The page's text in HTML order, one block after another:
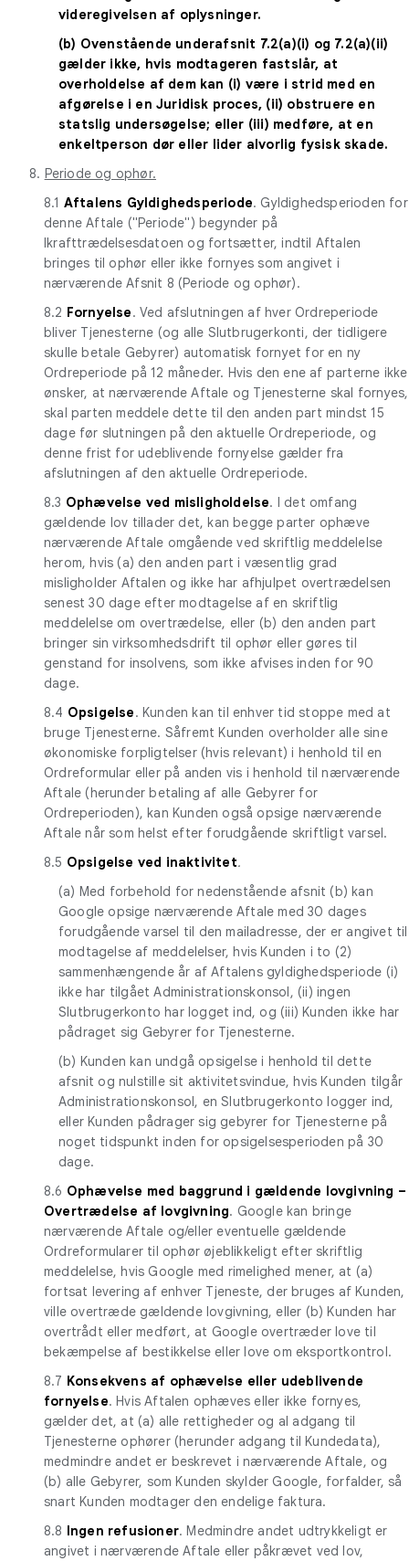
videregivelsen af oplysninger.
(b) Ovenstående underafsnit 7.2(a)(i) og 7.2(a)(ii)
gælder ikke, hvis modtageren fastslår, at
overholdelse af dem kan (i) være i strid med en
afgørelse i en Juridisk proces, (ii) obstruere en
statslig undersøgelse; eller (iii) medføre, at en
enkeltperson dør eller lider alvorlig fysisk skade.
8. Periode og ophør.
8.1 Aftalens Gyldighedsperiode. Gyldighedsperioden for
denne Aftale ("Periode") begynder på
Ikrafttrædelsesdatoen og fortsætter, indtil Aftalen
bringes til ophør eller ikke fornyes som angivet i
nærværende Afsnit 8 (Periode og ophør).
8.2 Fornyelse. Ved afslutningen af hver Ordreperiode
bliver Tjenesterne (og alle Slutbrugerkonti, der tidligere
skulle betale Gebyrer) automatisk fornyet for en ny
Ordreperiode på 12 måneder. Hvis den ene af parterne ikke
ønsker, at nærværende Aftale og Tjenesterne skal fornyes,
skal parten meddele dette til den anden part mindst 15
dage før slutningen på den aktuelle Ordreperiode, og
denne frist for udeblivende fornyelse gælder fra
afslutningen af den aktuelle Ordreperiode.
8.3 Ophævelse ved misligholdelse. I det omfang
gældende lov tillader det, kan begge parter ophæve
nærværende Aftale omgående ved skriftlig meddelelse
herom, hvis (a) den anden part i væsentlig grad
misligholder Aftalen og ikke har afhjulpet overtrædelsen
senest 30 dage efter modtagelse af en skriftlig
meddelelse om overtrædelse, eller (b) den anden part
bringer sin virksomhedsdrift til ophør eller gøres til
genstand for insolvens, som ikke afvises inden for 90
dage.
8.4 Opsigelse. Kunden kan til enhver tid stoppe med at
bruge Tjenesterne. Såfremt Kunden overholder alle sine
økonomiske forpligtelser (hvis relevant) i henhold til en
Ordreformular eller på anden vis i henhold til nærværende
Aftale (herunder betaling af alle Gebyrer for
Ordreperioden), kan Kunden også opsige nærværende
Aftale når som helst efter forudgående skriftligt varsel.
8.5 Opsigelse ved inaktivitet.
(a) Med forbehold for nedenstående afsnit (b) kan
Google opsige nærværende Aftale med 30 dages
forudgående varsel til den mailadresse, der er angivet til
modtagelse af meddelelser, hvis Kunden i to (2)
sammenhængende år af Aftalens gyldighedsperiode (i)
ikke har tilgået Administrationskonsol, (ii) ingen
Slutbrugerkonto har logget ind, og (iii) Kunden ikke har
pådraget sig Gebyrer for Tjenesterne.
(b) Kunden kan undgå opsigelse i henhold til dette
afsnit og nulstille sit aktivitetsvindue, hvis Kunden tilgår
Administrationskonsol, en Slutbrugerkonto logger ind,
eller Kunden pådrager sig gebyrer for Tjenesterne på
noget tidspunkt inden for opsigelsesperioden på 30
dage.
8.6 Ophævelse med baggrund i gældende lovgivning –
Overtrædelse af lovgivning. Google kan bringe
nærværende Aftale og/eller eventuelle gældende
Ordreformularer til ophør øjeblikkeligt efter skriftlig
meddelelse, hvis Google med rimelighed mener, at (a)
fortsat levering af enhver Tjeneste, der bruges af Kunden,
ville overtræde gældende lovgivning, eller (b) Kunden har
overtrådt eller medført, at Google overtræder love til
bekæmpelse af bestikkelse eller love om eksportkontrol.
8.7 Konsekvens af ophævelse eller udeblivende
fornyelse. Hvis Aftalen ophæves eller ikke fornyes,
gælder det, at (a) alle rettigheder og al adgang til
Tjenesterne ophører (herunder adgang til Kundedata),
medmindre andet er beskrevet i nærværende Aftale, og
(b) alle Gebyrer, som Kunden skylder Google, forfalder, så
snart Kunden modtager den endelige faktura.
8.8 Ingen refusioner. Medmindre andet udtrykkeligt er
angivet i nærværende Aftale eller påkrævet ved lov,